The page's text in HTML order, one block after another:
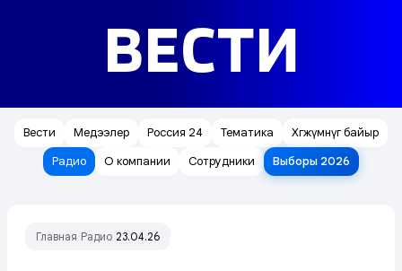
ВЕСТИ
Вести Медээлер Россия 24 Тематика
Хөгжүмнүг байыр
Радио
О компании Сотрудники Выборы 2026
Главная Радио 23.04.26